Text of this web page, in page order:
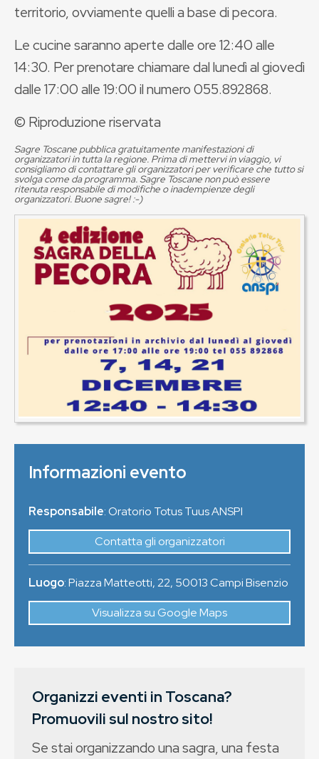
territorio, ovviamente quelli a base di pecora.
Le cucine saranno aperte dalle ore 12:40 alle
14:30. Per prenotare chiamare dal lunedì al giovedì
dalle 17:00 alle 19:00 il numero 055.892868.
© Riproduzione riservata
Sagre Toscane pubblica gratuitamente manifestazioni di
organizzatori in tutta la regione. Prima di mettervi in viaggio, vi
consigliamo di contattare gli organizzatori per verificare che tutto si
svolga come da programma. Sagre Toscane non può essere
ritenuta responsabile di modifiche o inadempienze degli
organizzatori. Buone sagre! :-)
Informazioni evento
Responsabile: Oratorio Totus Tuus ANSPI
Contatta gli organizzatori
Luogo:Piazza Matteotti, 22, 50013Campi Bisenzio
Visualizza su Google Maps
Organizzi eventi in Toscana?
Promuovili sul nostro sito!
Se stai organizzando una sagra, una festa